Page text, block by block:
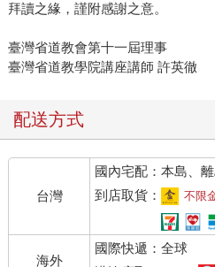
拜讀之緣，謹附感謝之意。
臺灣省道教會第十一屆理事
臺灣省道教學院講座講師 許英徹
配送方式
台灣
國內宅配：本島、
到店取貨：
不限
海外
國際快遞：全球